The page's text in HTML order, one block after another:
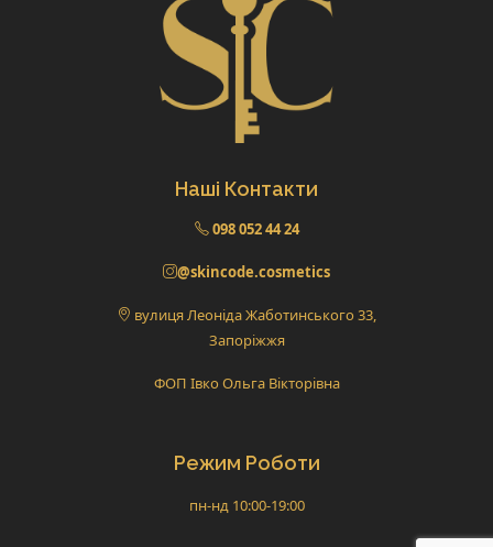
Наші Контакти
098 052 44 24
@skincode.cosmetics
вулиця Леоніда Жаботинського 33,
Запоріжжя
ФОП Івко Ольга Вікторівна
Режим Роботи
пн-нд 10:00-19:00